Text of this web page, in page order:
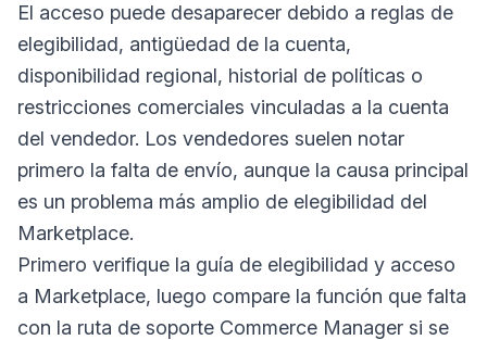
El acceso puede desaparecer debido a reglas de
elegibilidad, antigüedad de la cuenta,
disponibilidad regional, historial de políticas o
restricciones comerciales vinculadas a la cuenta
del vendedor. Los vendedores suelen notar
primero la falta de envío, aunque la causa principal
es un problema más amplio de elegibilidad del
Marketplace.
Primero verifique la guía de elegibilidad y acceso
a Marketplace, luego compare la función que falta
con la ruta de soporte Commerce Manager si se